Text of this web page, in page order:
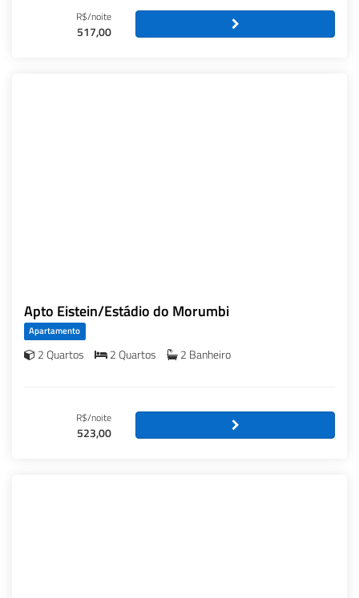
R$/noite
517,00
Apto Eistein/Estádio do Morumbi
Apartamento
2 Quartos 2 Quartos 2 Banheiro
R$/noite
523,00